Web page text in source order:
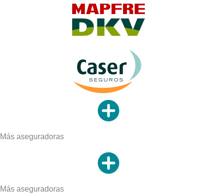
Más aseguradoras
Más aseguradoras